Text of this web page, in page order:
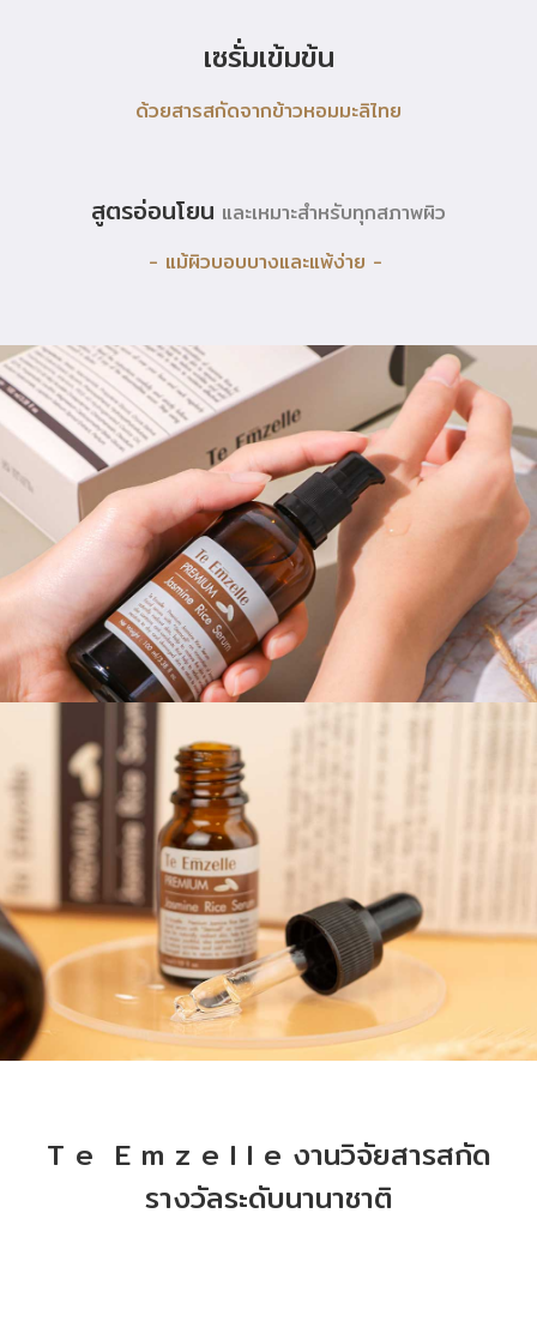
เซรั่มเข้มข้น
ด้วยสารสกัดจากข้าวหอมมะลิไทย
สูตรอ่อนโยน และเหมาะสำหรับทุกสภาพผิว
- แม้ผิวบอบบางและแพ้ง่าย -
เซรั่มเข้มข้น
สูตรอ่อนโยน
T e E m z e l l e งานวิจัยสารสกัด
รางวัลระดับนานาชาติ